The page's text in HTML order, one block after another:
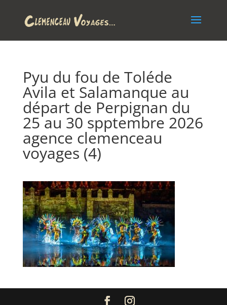
Pyu du fou de Toléde
Avila et Salamanque au
départ de Perpignan du
25 au 30 spptembre 2026
agence clemenceau
voyages (4)